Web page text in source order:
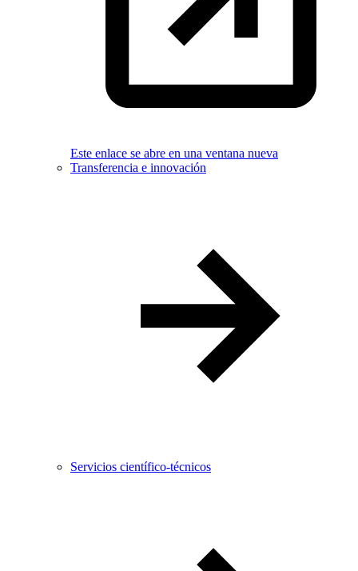
Este enlace se abre en una ventana nueva
Transferencia e innovación
Servicios científico-técnicos